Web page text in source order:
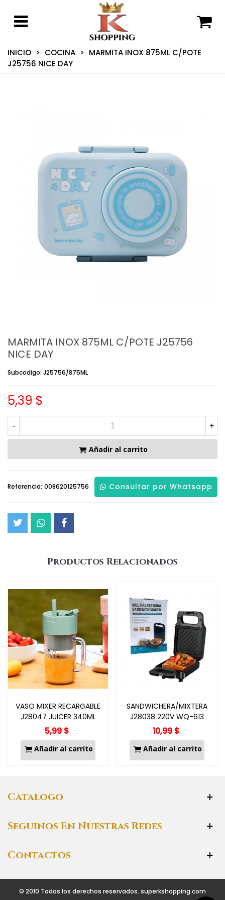
INICIO > COCINA > MARMITA INOX 875ML C/POTE
J25756 NICE DAY
MARMITA INOX 875ML C/POTE J25756
NICE DAY
Subcodigo: J25756/875ML
5,39 $
- +
Añadir al carrito
Referencia: 008620125756 Consultar por Whatsapp
Productos Relacionados
VASO MIXER RECARGABLE
J28047 JUICER 340ML
5,99 $
Añadir al carrito
SANDWICHERA/MIXTERA
J28038 220V WQ-613
10,99 $
Añadir al carrito
Catalogo
Seguinos En Nuestras Redes
Contactos
© 2010 Todos los derechos reservados. superkshopping.com